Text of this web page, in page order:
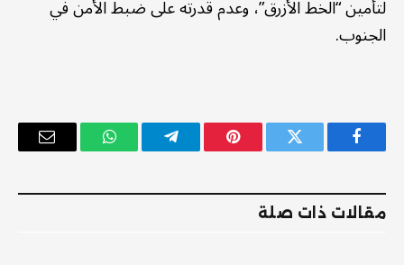
لتأمين “الخط الأزرق”، وعدم قدرته على ضبط الأمن في
الجنوب.
فيسبوك تويتر بينتيريستتيلقرام واتساب
البريد
مقالات ذات صلة